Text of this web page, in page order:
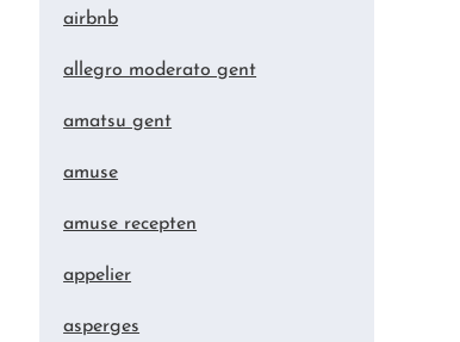
airbnb
allegro moderato gent
amatsu gent
amuse
amuse recepten
appelier
asperges